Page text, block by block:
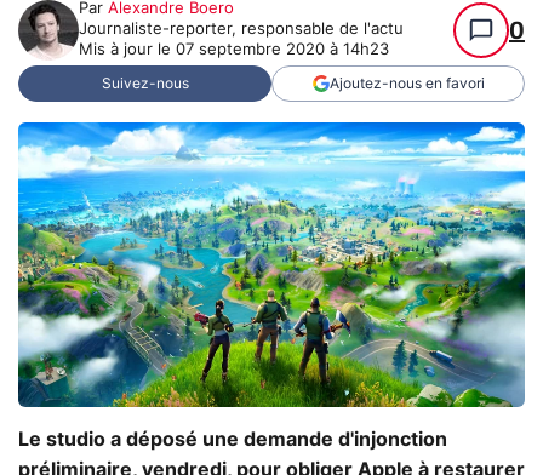
Par Alexandre Boero
Journaliste-reporter, responsable de l'actu
Mis à jour le 07 septembre 2020 à 14h23
0
Suivez-nous Ajoutez-nous en favori
Le studio a déposé une demande d'injonction
préliminaire, vendredi, pour obliger Apple à restaurer